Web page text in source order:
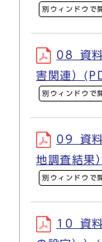
別ウィンドウで
08_資
害関連）
別ウィンドウで
09_資
地調査結
別ウィンドウで
10_資